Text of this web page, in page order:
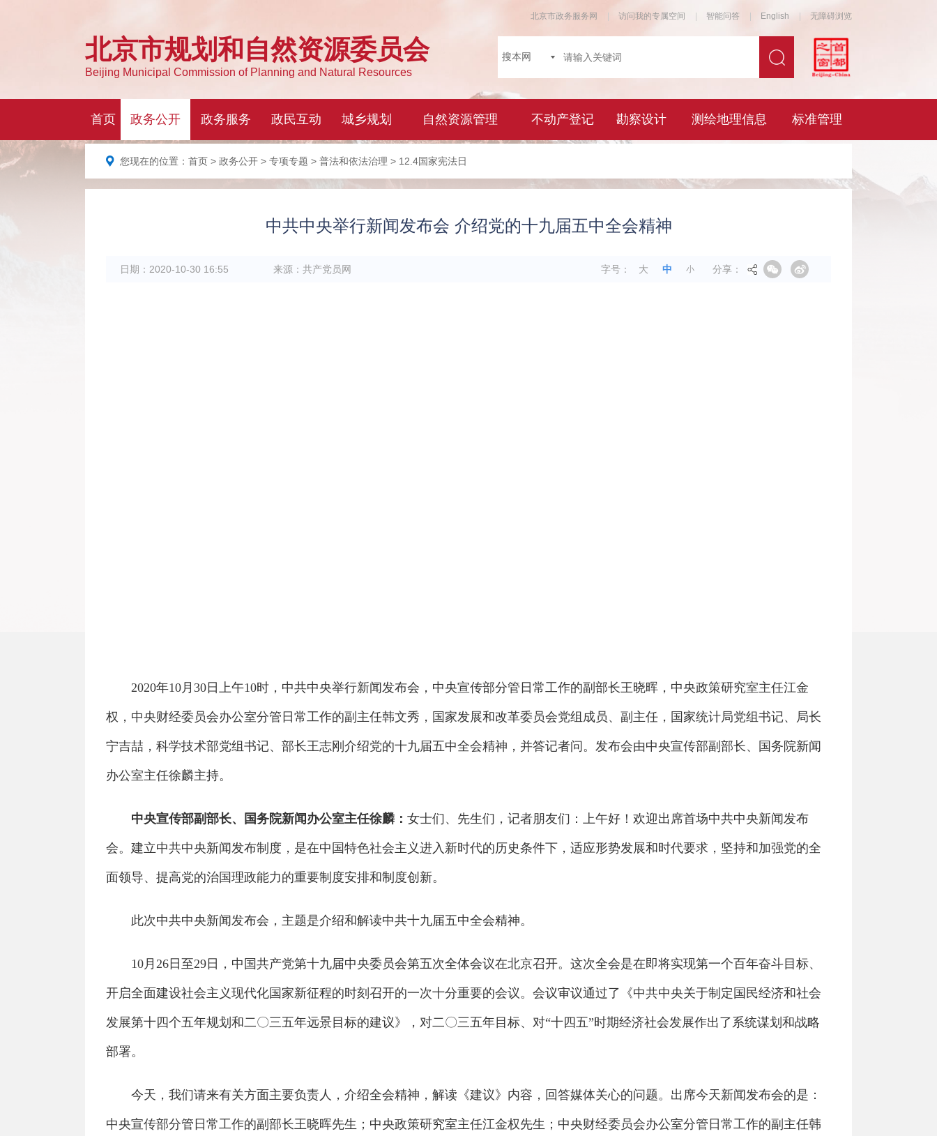
您现在的位置： 首页 > 政务公开 > 专项专题 > 普法和依法治理 > 12.4国家宪法日
中共中央举行新闻发布会 介绍党的十九届五中全会精神
日期： 2020-10-30 16:55 来源： 共产党员网 字号： 大 中 小 分享：
2020年10月30日上午10时，中共中央举行新闻发布会，中央宣传部分管日常工作的副部长王晓晖，中央政策研究室主任江金
权，中央财经委员会办公室分管日常工作的副主任韩文秀，国家发展和改革委员会党组成员、副主任，国家统计局党组书记、局长
宁吉喆，科学技术部党组书记、部长王志刚介绍党的十九届五中全会精神，并答记者问。发布会由中央宣传部副部长、国务院新闻
办公室主任徐麟主持。
中央宣传部副部长、国务院新闻办公室主任徐麟： 女士们、先生们，记者朋友们：上午好！欢迎出席首场中共中央新闻发布
会。建立中共中央新闻发布制度，是在中国特色社会主义进入新时代的历史条件下，适应形势发展和时代要求，坚持和加强党的全
面领导、提高党的治国理政能力的重要制度安排和制度创新。
此次中共中央新闻发布会，主题是介绍和解读中共十九届五中全会精神。
10月26日至29日，中国共产党第十九届中央委员会第五次全体会议在北京召开。这次全会是在即将实现第一个百年奋斗目标、
开启全面建设社会主义现代化国家新征程的时刻召开的一次十分重要的会议。会议审议通过了《中共中央关于制定国民经济和社会
发展第十四个五年规划和二〇三五年远景目标的建议》，对二〇三五年目标、对“十四五”时期经济社会发展作出了系统谋划和战略
部署。
今天，我们请来有关方面主要负责人，介绍全会精神，解读《建议》内容，回答媒体关心的问题。出席今天新闻发布会的是：
中央宣传部分管日常工作的副部长王晓晖先生；中央政策研究室主任江金权先生；中央财经委员会办公室分管日常工作的副主任韩